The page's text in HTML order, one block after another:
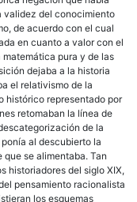
validez del conocimiento
de acuerdo con el cual
en cuanto a valor con el
pura y de las
dejaba a la historia
el relativismo de la
histórico representado por
retomaban la línea de
de la
al descubierto la
se alimentaba. Tan
historiadores del siglo XIX,
pensamiento racionalista
los esquemas